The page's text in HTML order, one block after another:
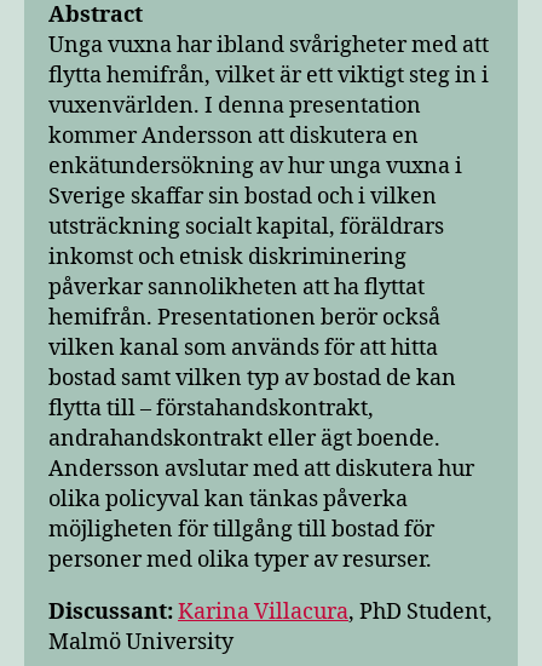
Abstract
Unga vuxna har ibland svårigheter med att
flytta hemifrån, vilket är ett viktigt steg in i
vuxenvärlden. I denna presentation
kommer Andersson att diskutera en
enkätundersökning av hur unga vuxna i
Sverige skaffar sin bostad och i vilken
utsträckning socialt kapital, föräldrars
inkomst och etnisk diskriminering
påverkar sannolikheten att ha flyttat
hemifrån. Presentationen berör också
vilken kanal som används för att hitta
bostad samt vilken typ av bostad de kan
flytta till – förstahandskontrakt,
andrahandskontrakt eller ägt boende.
Andersson avslutar med att diskutera hur
olika policyval kan tänkas påverka
möjligheten för tillgång till bostad för
personer med olika typer av resurser.
Discussant:Karina Villacura, PhD Student,
Malmö University